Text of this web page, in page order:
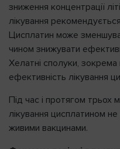
зниження концентрації
лікування
Цисплатин може
чином знижувати
Хелатні сполуки,
ефективність лікування
Під час і протягом трьох
лікування цисплатином
живими вакцинами.